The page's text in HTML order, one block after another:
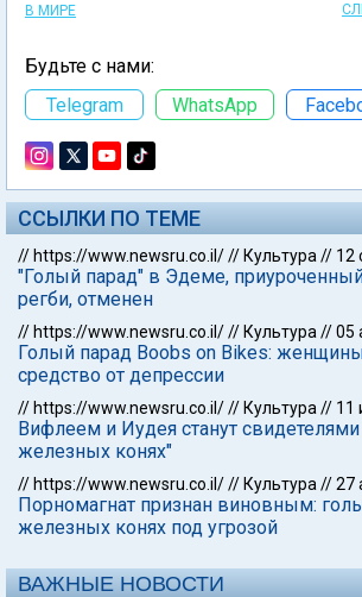
В МИРЕ
Будьте с нами:
Telegram
WhatsApp
ССЫЛКИ ПО ТЕМЕ
// https://www.newsru.co.il/// Культура // 12
"Голый парад" в Эдеме,
регби, отменен
// https://www.newsru.co.il/// Культура //05
Голый парад Boobs on Bikes:
средство от депрессии
// https://www.newsru.co.il/// Культура // 11
Вифлеем и Иудея станут свидетелями
железных конях"
// https://www.newsru.co.il/// Культура //27
Порномагнат признан виновным:
железных конях под угрозой
ВАЖНЫЕ НОВОСТИ